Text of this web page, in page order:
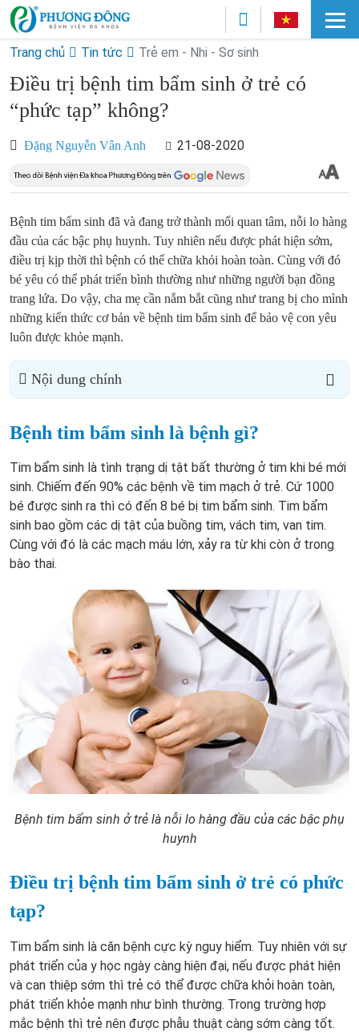
Trang chủ Tin tức Trẻ em - Nhi - Sơ sinh
Điều trị bệnh tim bẩm sinh ở trẻ có
“phức tạp” không?
Đặng Nguyễn Vân Anh 21-08-2020
Bệnh tim bẩm sinh đã và đang trở thành mối quan tâm, nỗi lo hàng
đầu của các bậc phụ huynh. Tuy nhiên nếu được phát hiện sớm,
điều trị kịp thời thì bệnh có thể chữa khỏi hoàn toàn. Cùng với đó
bé yêu có thể phát triển bình thường như những người bạn đồng
trang lứa. Do vậy, cha mẹ cần nắm bắt cũng như trang bị cho mình
những kiến thức cơ bản về bệnh tim bẩm sinh để bảo vệ con yêu
luôn được khỏe mạnh.
Nội dung chính
Bệnh tim bẩm sinh là bệnh gì?
Tim bẩm sinh là tình trạng dị tật bất thường ở tim khi bé mới
sinh. Chiếm đến 90% các bệnh về tim mạch ở trẻ. Cứ 1000
bé được sinh ra thì có đến 8 bé bị tim bẩm sinh. Tim bẩm
sinh bao gồm các dị tật của buồng tim, vách tim, van tim.
Cùng với đó là các mạch máu lớn, xảy ra từ khi còn ở trong
bào thai.
Bệnh tim bẩm sinh ở trẻ là nỗi lo hàng đầu của các bậc phụ
huynh
Điều trị bệnh tim bẩm sinh ở trẻ có phức
tạp?
Tim bẩm sinh là căn bệnh cực kỳ nguy hiểm. Tuy nhiên với sự
phát triển của y học ngày càng hiện đại, nếu được phát hiện
và can thiệp sớm thì trẻ có thể được chữa khỏi hoàn toàn,
phát triển khỏe mạnh như bình thường. Trong trường hợp
mắc bệnh thì trẻ nên được phẫu thuật càng sớm càng tốt.